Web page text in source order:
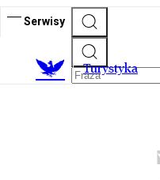
Serwisy
Turystyka